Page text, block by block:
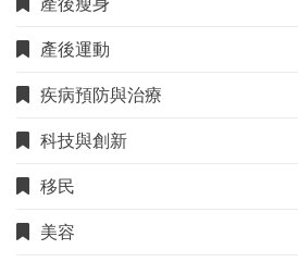
產後運動
疾病預防與治療
科技與創新
移民
美容